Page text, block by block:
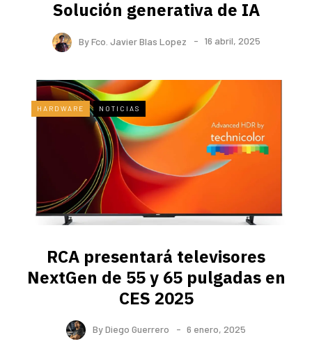
Solución generativa de IA
ByFco. Javier Blas Lopez 16 abril, 2025
HARDWARE NOTICIAS
RCA presentará televisores
NextGen de 55 y 65 pulgadas en
CES 2025
ByDiego Guerrero 6 enero, 2025